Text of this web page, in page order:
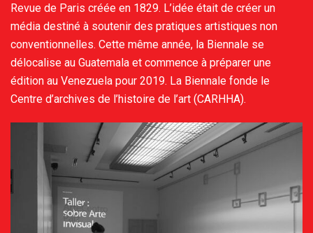
Revue de Paris créée en 1829. L’idée était de créer un
média destiné à soutenir des pratiques artistiques non
conventionnelles. Cette même année, la Biennale se
délocalise au Guatemala et commence à préparer une
édition au Venezuela pour 2019. La Biennale fonde le
Centre d’archives de l’histoire de l’art (CARHHA).